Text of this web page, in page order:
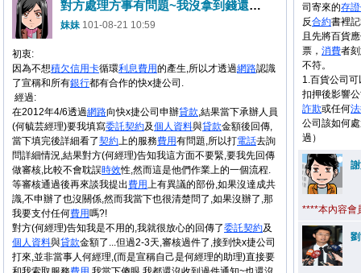
司寄來的存
反合約書裡
且先將百貨
票， 消費者
不符。
1.百貨公司
扣押後影響
詐欺或任何
公司該如何
過）
****本內容會
對方處理方事有問題~我沒拿到錢還要向我求償70000萬,怎辦
妹妹101-08-21 10:59
初衷:
因為不想積欠信用卡循環利息費用的產生,所以才透過網路認識
了宣稱和所有銀行都有合作的快x捷公司.
經過:
在2012年4/6透過網路向快x捷公司申辦貸款,結果當下承辦人員
(何毓芸經理)要我填寫委託契約及個人資料與貸款金額後回傳,
當下填完後詳細看了契約上的服務費用有問題,所以打電話去詢
問詳細情況,結果對方(何經理)告知我這方面不要緊,要我先回傳
做審核,比較不會耽誤時效性,然而這是他們作業上的一個流程.
等審核通過後再來談我提出費用上有異議的部份,如果沒達成共
識,不申辦了也沒關係,然而我當下也很清楚問了,如果沒辦了,那
我要支付任何費用嗎?!
對方(何經理)告知我是不用的,我就很放心的回傳了委託契約及
個人資料與貸款金額了...但過2-3天,審核過件了,接到快x捷公司
打來,並非當事人何經理,(而是宣稱自己是何經理的助理)直接要